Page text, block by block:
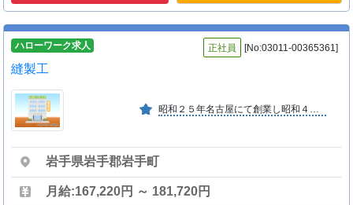
ハローワーク求人 正社員 [No:03011-00365361]
縫製工
昭和２５年名古屋にて創業し昭和４８年に岩手工場を設立。「愛される商品を作ろう」を合言葉に、中国天津工場と共に一貫した体制により短納期のニーズに応えお客様に高い評価を頂いております。
岩手県岩手郡岩手町
月給:167,220円 ～ 181,720円